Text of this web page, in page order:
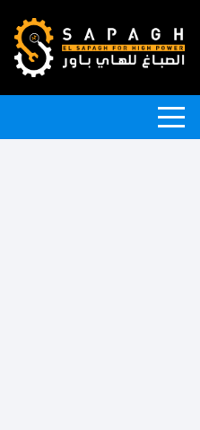
إلى
المحتوى